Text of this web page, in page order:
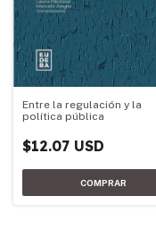
Entre la regulación y la
política pública
$12.07 USD